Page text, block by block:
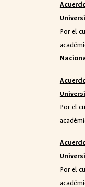
Por el
Por el
Por el